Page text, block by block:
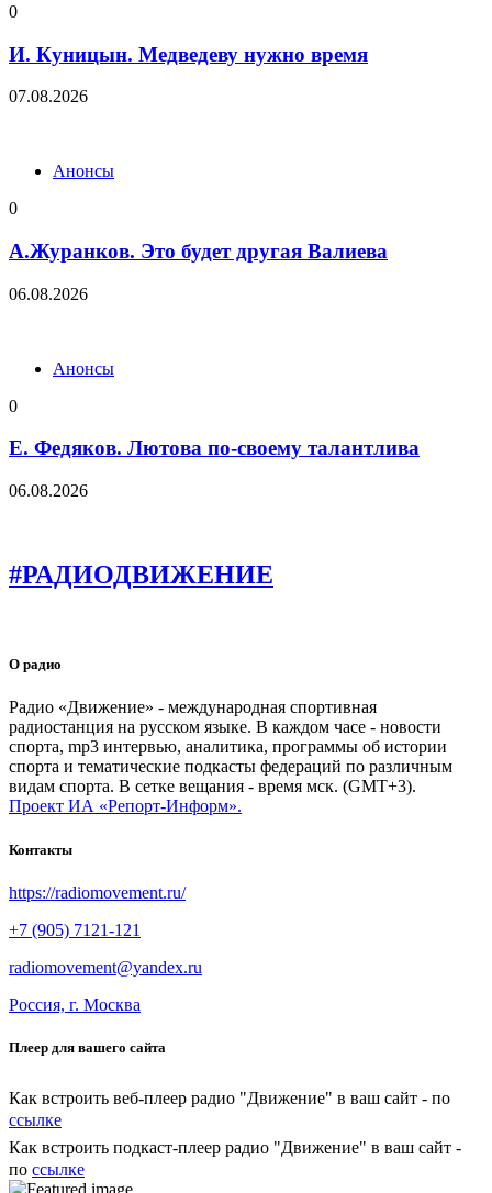
0
И. Куницын. Медведеву нужно время
07.08.2026
Анонсы
0
А.Журанков. Это будет другая Валиева
06.08.2026
Анонсы
0
Е. Федяков. Лютова по-своему талантлива
06.08.2026
#РАДИОДВИЖЕНИЕ
О радио
Радио «Движение» - международная спортивная
радиостанция на русском языке. В каждом часе - новости
спорта, mp3 интервью, аналитика, программы об истории
спорта и тематические подкасты федераций по различным
видам спорта. В сетке вещания - время мск. (GMT+3).
Проект ИА «Репорт-Информ».
Контакты
https://radiomovement.ru/
+7 (905) 7121-121
radiomovement@yandex.ru
Россия, г. Москва
Плеер для вашего сайта
Как встроить веб-плеер радио "Движение" в ваш сайт - по
ссылке
Как встроить подкаст-плеер радио "Движение" в ваш сайт -
по ссылке